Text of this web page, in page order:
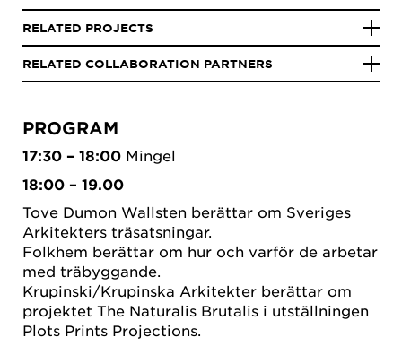
PROGRAM
17:30 – 18:00 Mingel
18:00 – 19.00
Tove Dumon Wallsten berättar om Sveriges
Arkitekters träsatsningar.
Folkhem berättar om hur och varför de arbetar
med träbyggande.
Krupinski/Krupinska Arkitekter berättar om
projektet The Naturalis Brutalis i utställningen
Plots Prints Projections.
RELATED PROJECTS
RELATED COLLABORATION PARTNERS